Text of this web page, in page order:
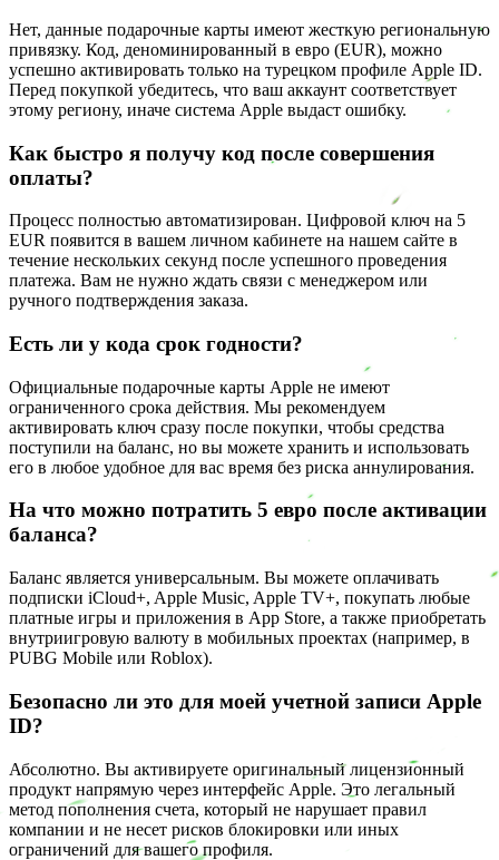
Нет, данные подарочные карты имеют жесткую региональную
привязку. Код, деноминированный в евро (EUR), можно
успешно активировать только на турецком профиле Apple ID.
Перед покупкой убедитесь, что ваш аккаунт соответствует
этому региону, иначе система Apple выдаст ошибку.
Как быстро я получу код после совершения
оплаты?
Процесс полностью автоматизирован. Цифровой ключ на 5
EUR появится в вашем личном кабинете на нашем сайте в
течение нескольких секунд после успешного проведения
платежа. Вам не нужно ждать связи с менеджером или
ручного подтверждения заказа.
Есть ли у кода срок годности?
Официальные подарочные карты Apple не имеют
ограниченного срока действия. Мы рекомендуем
активировать ключ сразу после покупки, чтобы средства
поступили на баланс, но вы можете хранить и использовать
его в любое удобное для вас время без риска аннулирования.
На что можно потратить 5 евро после активации
баланса?
Баланс является универсальным. Вы можете оплачивать
подписки iCloud+, Apple Music, Apple TV+, покупать любые
платные игры и приложения в App Store, а также приобретать
внутриигровую валюту в мобильных проектах (например, в
PUBG Mobile или Roblox).
Безопасно ли это для моей учетной записи Apple
ID?
Абсолютно. Вы активируете оригинальный лицензионный
продукт напрямую через интерфейс Apple. Это легальный
метод пополнения счета, который не нарушает правил
компании и не несет рисков блокировки или иных
ограничений для вашего профиля.